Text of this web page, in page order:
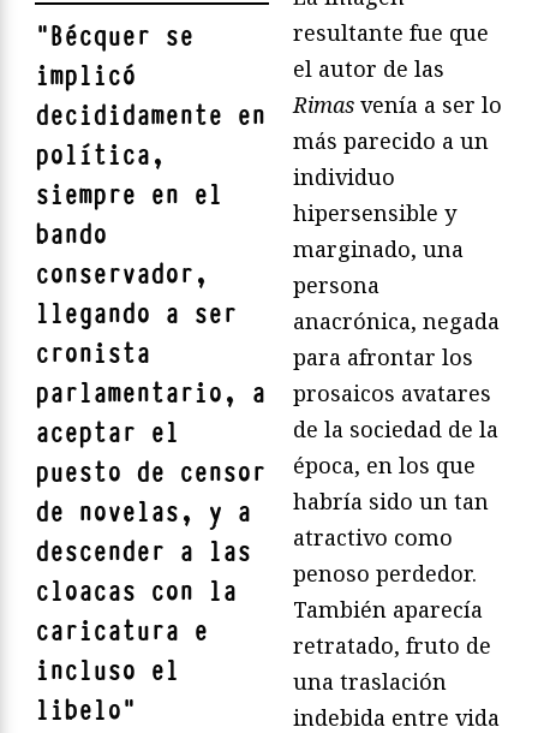
"Bécquer se
implicó
decididamente en
política,
siempre en el
bando
conservador,
llegando a ser
cronista
parlamentario, a
aceptar el
puesto de censor
de novelas, y a
descender a las
cloacas con la
caricatura e
incluso el
libelo"
resultante fue que
el autor de las
Rimas venía a ser lo
más parecido a un
individuo
hipersensible y
marginado, una
persona
anacrónica, negada
para afrontar los
prosaicos avatares
de la sociedad de la
época, en los que
habría sido un tan
atractivo como
penoso perdedor.
También aparecía
retratado, fruto de
una traslación
indebida entre vida